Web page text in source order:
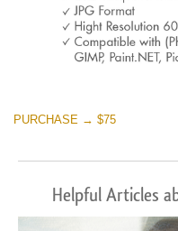
PURCHASE → $75
Helpful Articles